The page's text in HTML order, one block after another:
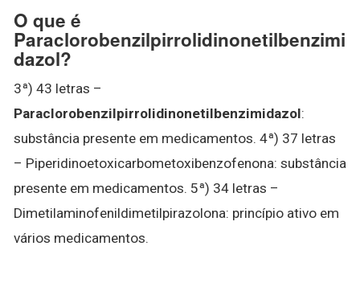
O que é
Paraclorobenzilpirrolidinonetilbenzimi
dazol?
3ª) 43 letras –
Paraclorobenzilpirrolidinonetilbenzimidazol:
substância presente em medicamentos. 4ª) 37 letras
– Piperidinoetoxicarbometoxibenzofenona: substância
presente em medicamentos. 5ª) 34 letras –
Dimetilaminofenildimetilpirazolona: princípio ativo em
vários medicamentos.